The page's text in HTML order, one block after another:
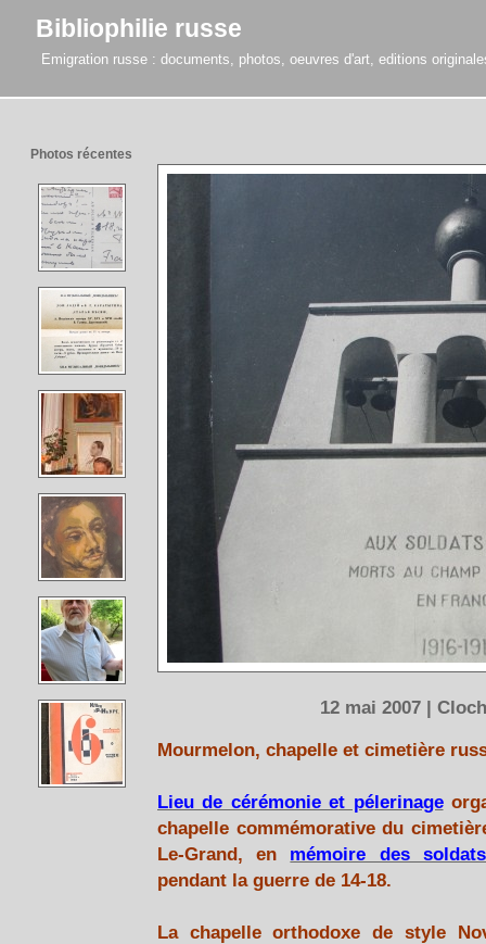
Bibliophilie russe
Emigration russe : documents, photos, oeuvres d'art, editions
12 mai 2007 |
Mourmelon, chapelle et cimetière
Lieu de cérémonie et pélerinage
chapelle commémorative du
Le-Grand, en
mémoire des
pendant la guerre de 14-18.
La chapelle orthodoxe de style
Photos récentes